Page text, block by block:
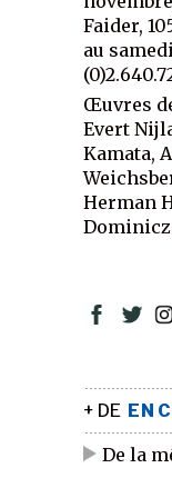
Faider,
au
Œuvres
Evert
Kamata,
Herman
+ DE EN
De la